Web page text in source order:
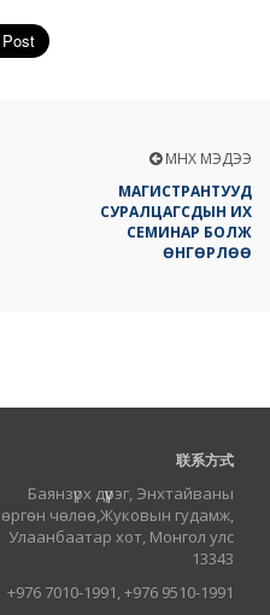
ӨМНӨХ МЭДЭЭ
МАГИСТРАНТУУД
СУРАЛЦАГСДЫН ИХ
СЕМИНАР БОЛЖ
ӨНГӨРЛӨӨ
联系方式
Баянзүрх дүүрэг, Энхтайваны
өргөн чөлөө,Жуковын гудамж,
Улаанбаатар хот, Монгол улс
13343
+976 7010-1991, +976 9510-1991